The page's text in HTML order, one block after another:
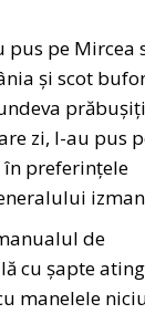
pus pe Mircea
și scot
zi, l-au pus
în preferințele
de
cu șapte
manelele